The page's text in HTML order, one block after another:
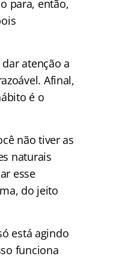
para, então,
atenção a
Afinal,
é o
não tiver as
naturais
esse
do jeito
está agindo
funciona